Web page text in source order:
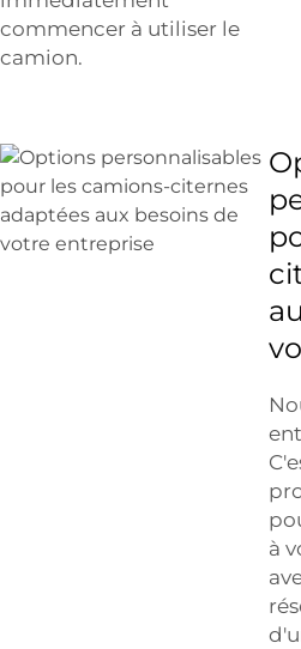
commencer à utiliser le
camion.
à